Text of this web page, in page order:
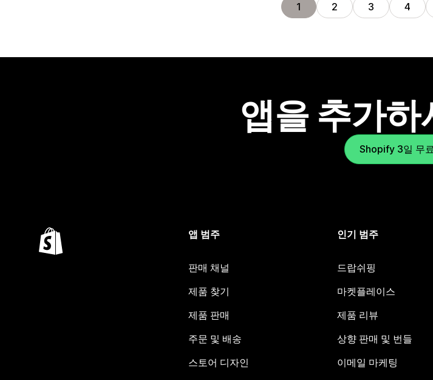
1 2 3 4
앱을 추가하
Shopify 3일 무
앱 범주
판매 채널
제품 찾기
제품 판매
주문 및 배송
스토어 디자인
인기 범주
드랍쉬핑
마켓플레이스
제품 리뷰
상향 판매 및 번들
이메일 마케팅